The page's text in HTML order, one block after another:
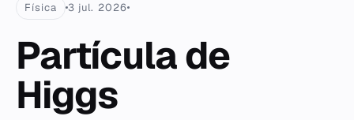
Física 3 jul. 2026
Partícula de
Higgs